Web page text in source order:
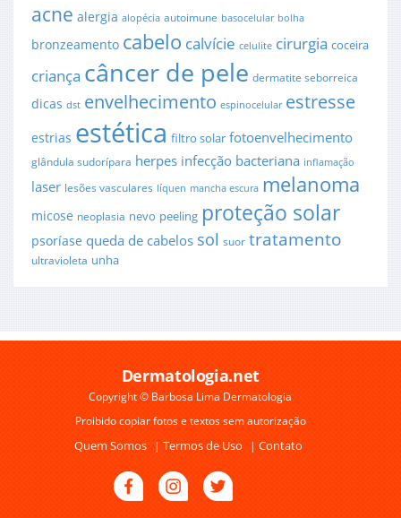
acne alergia alopécia autoimune basocelular bolha
bronzeamento cabelo calvície celulite cirurgia coceira
criança câncer de pele dermatite seborreica
dicas dst envelhecimento espinocelular estresse
estrias estética filtro solar fotoenvelhecimento
glândula sudorípara herpes infecção bacteriana inflamação
laser lesões vasculares líquen mancha escura melanoma
micose neoplasia nevo peeling proteção solar
psoríase queda de cabelos sol suor tratamento
ultravioleta unha
Dermatologia.net
Copyright © Barbosa Lima Dermatologia
Proibido copiar fotos e textos sem autorização
Quem Somos | Termos de Uso | Contato